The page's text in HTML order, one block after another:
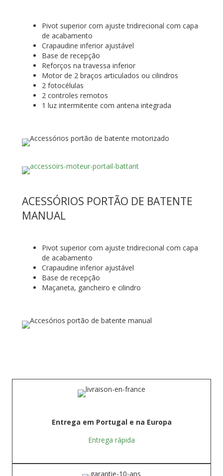
Pivot superior com ajuste tridirecional com capa
de acabamento
Crapaudine inferior ajustável
Base de recepção
Reforços na travessa inferior
Motor de 2 braços articulados ou cilindros
2 fotocélulas
2 controles remotos
1 luz intermitente com antena integrada
ACESSÓRIOS PORTÃO DE BATENTE
MANUAL
Pivot superior com ajuste tridirecional com capa
de acabamento
Crapaudine inferior ajustável
Base de recepção
Maçaneta, gancheiro e cilindro
Entrega em Portugal e na Europa
Entrega rápida